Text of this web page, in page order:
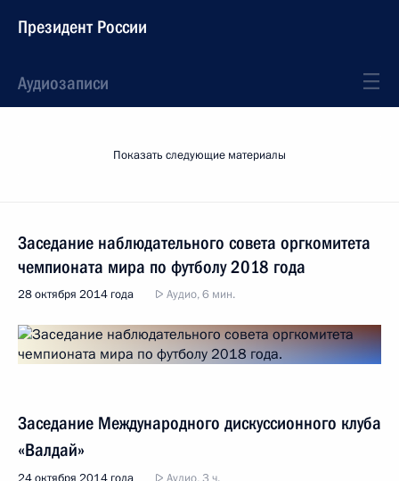
Президент России
Аудиозаписи
Показать следующие материалы
Заседание наблюдательного совета оргкомитета
чемпионата мира по футболу 2018 года
28 октября 2014 года Аудио, 6 мин.
Заседание Международного дискуссионного клуба
«Валдай»